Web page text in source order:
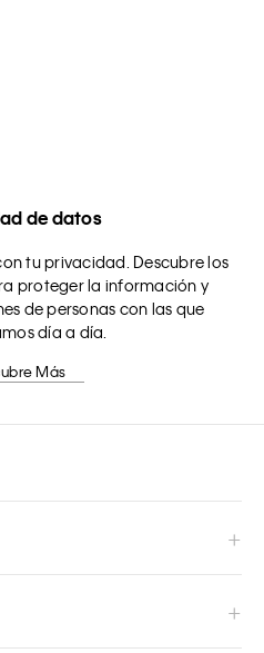
de datos
tu privacidad. Descubre los
proteger la información y
de personas con las que
día a día.
Más